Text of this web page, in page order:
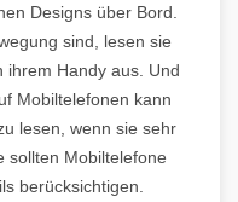
Designs über Bord.
sind, lesen sie
ihrem Handy aus. Und
Mobiltelefonen kann
lesen, wenn sie sehr
sollten Mobiltelefone
berücksichtigen.